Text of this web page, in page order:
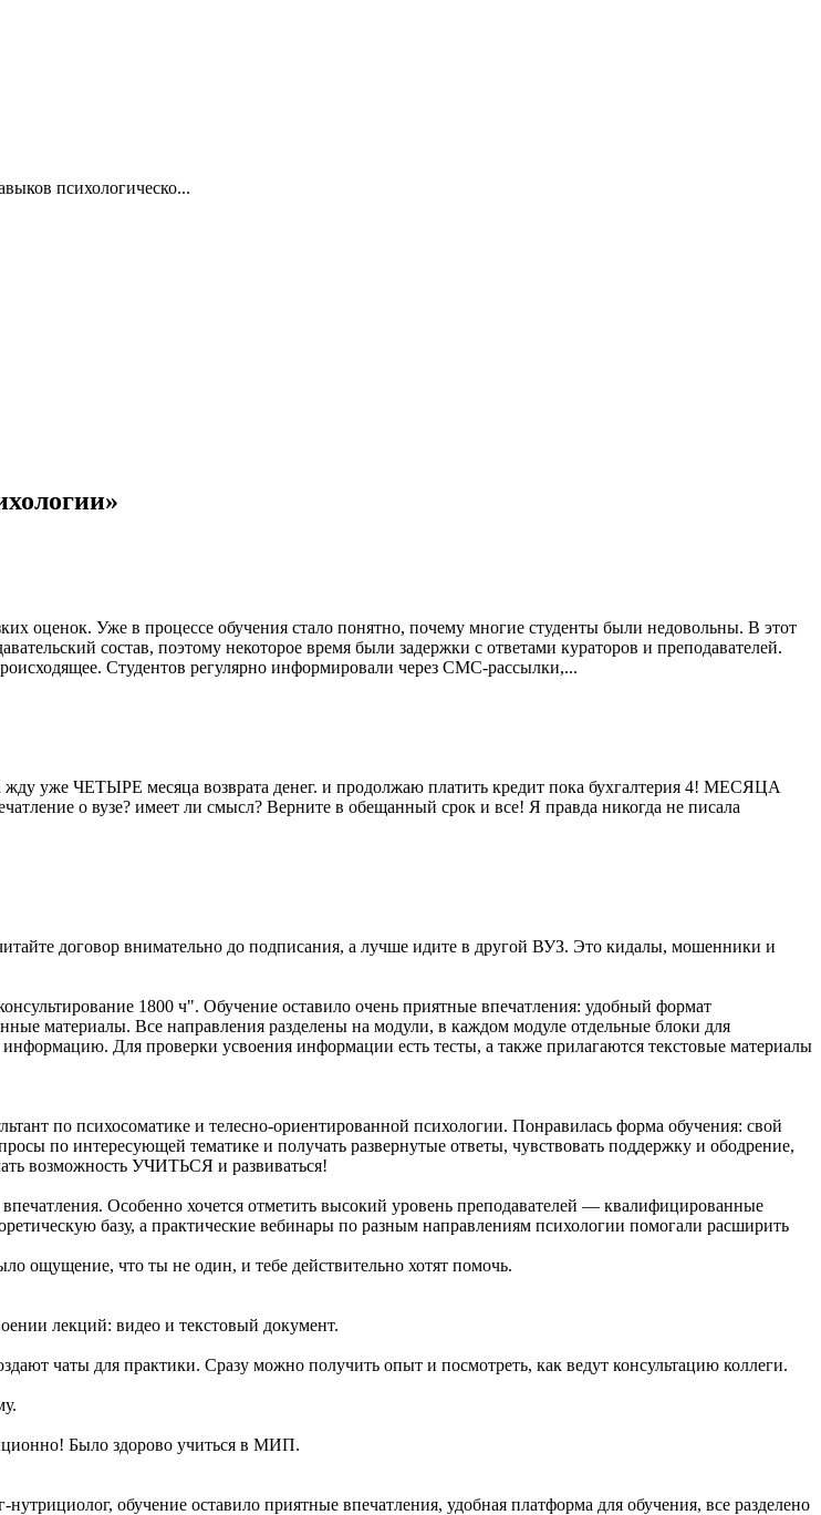
психологическо...
оценок. Уже в процессе обучения стало понятно, почему многие студенты были недовольны. В этот
состав, поэтому некоторое время были задержки с ответами кураторов и преподавателей.
Студентов регулярно информировали через СМС-рассылки,...
уже ЧЕТЫРЕ месяца возврата денег. и продолжаю платить кредит пока бухгалтерия 4! МЕСЯЦА
вузе? имеет ли смысл? Верните в обещанный срок и все! Я правда никогда не писала
договор внимательно до подписания, а лучше идите в другой ВУЗ. Это кидалы, мошенники и
1800 ч". Обучение оставило очень приятные впечатления: удобный формат
материалы. Все направления разделены на модули, в каждом модуле отдельные блоки для
Для проверки усвоения информации есть тесты, а также прилагаются текстовые материалы
по психосоматике и телесно-ориентированной психологии. Понравилась форма обучения: свой
по интересующей тематике и получать развернутые ответы, чувствовать поддержку и ободрение,
возможность УЧИТЬСЯ и развиваться!
Особенно хочется отметить высокий уровень преподавателей — квалифицированные
базу, а практические вебинары по разным направлениям психологии помогали расширить
ощущение, что ты не один, и тебе действительно хотят помочь.
лекций: видео и текстовый документ.
чаты для практики. Сразу можно получить опыт и посмотреть, как ведут консультацию коллеги.
Было здорово учиться в МИП.
обучение оставило приятные впечатления, удобная платформа для обучения, все разделено